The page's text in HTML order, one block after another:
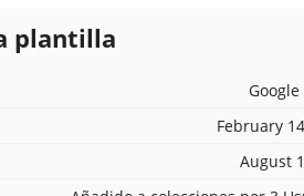
plantilla
Google
February
August